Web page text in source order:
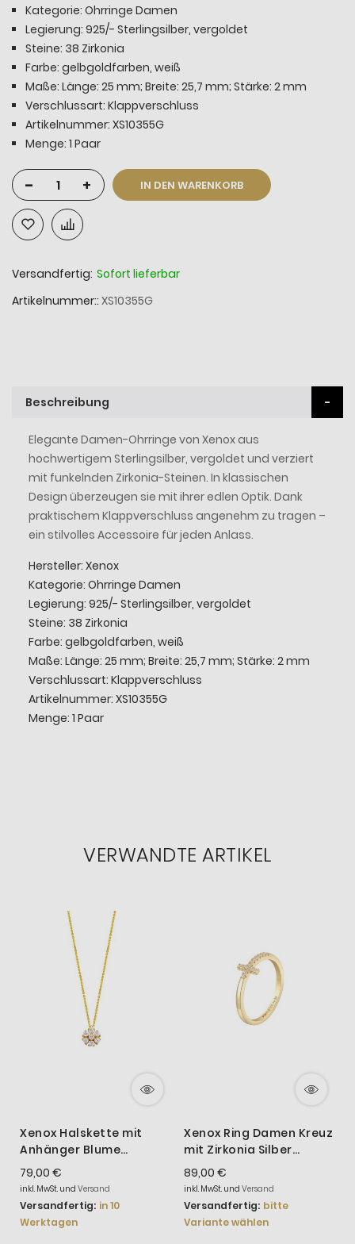
Kategorie: Ohrringe Damen
Legierung: 925/- Sterlingsilber, vergoldet
Steine: 38 Zirkonia
Farbe: gelbgoldfarben, weiß
Maße: Länge: 25 mm; Breite: 25,7 mm; Stärke: 2 mm
Verschlussart: Klappverschluss
Artikelnummer: XS10355G
Menge: 1 Paar
- + IN DEN WARENKORB
Versandfertig: Sofort lieferbar
Artikelnummer: XS10355G
Beschreibung
Elegante Damen-Ohrringe von Xenox aus
hochwertigem Sterlingsilber, vergoldet und verziert
mit funkelnden Zirkonia-Steinen. In klassischen
Design überzeugen sie mit ihrer edlen Optik. Dank
praktischem Klappverschluss angenehm zu tragen –
ein stilvolles Accessoire für jeden Anlass.
Hersteller: Xenox
Kategorie: Ohrringe Damen
Legierung: 925/- Sterlingsilber, vergoldet
Steine: 38 Zirkonia
Farbe: gelbgoldfarben, weiß
Maße: Länge: 25 mm; Breite: 25,7 mm; Stärke: 2 mm
Verschlussart: Klappverschluss
Artikelnummer: XS10355G
Menge: 1 Paar
VERWANDTE ARTIKEL
Xenox Halskette mit
Anhänger Blume
Zirkonia Silber Vergoldet
XS6085G
79,00 €
inkl. MwSt. und Versand
Versandfertig: in 10
Werktagen
Xenox Ring Damen Kreuz
mit Zirkonia Silber
Vergoldet XS10043G
89,00 €
inkl. MwSt. und Versand
Versandfertig: bitte
Variante wählen